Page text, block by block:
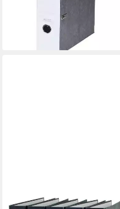
lieferbar - in 2-3 Werktagen bei dir